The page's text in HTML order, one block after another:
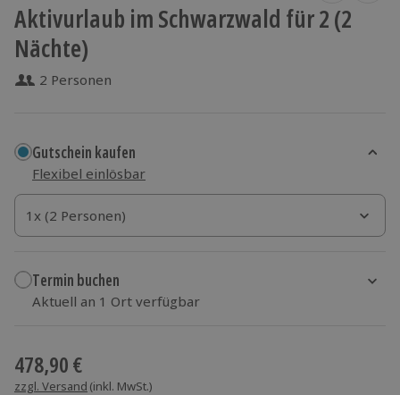
Aktivurlaub im Schwarzwald für 2 (2
Nächte)
2 Personen
Gutschein kaufen
Flexibel einlösbar
1x (2 Personen)
1x (2 Personen)
1x (2 Personen)
Termin buchen
Aktuell an 1 Ort verfügbar
478,90 €
zzgl. Versand (inkl. MwSt.)